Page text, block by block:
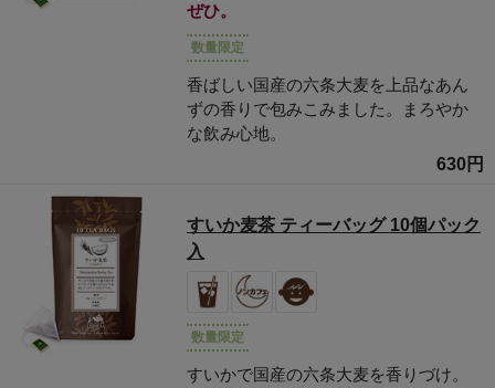
ぜひ。
数量限定
香ばしい国産の六条大麦を上品なあん
ずの香りで包みこみました。まろやか
な飲み心地。
630円
すいか麦茶 ティーバッグ 10個パック
入
数量限定
すいかで国産の六条大麦を香りづけ。